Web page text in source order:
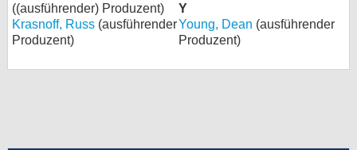
((ausführender) Produzent)
Krasnoff, Russ (ausführender
Produzent)
Y
Young, Dean (ausführender
Produzent)